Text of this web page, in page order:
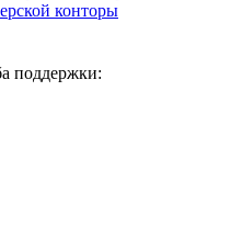
конторы
поддержки: